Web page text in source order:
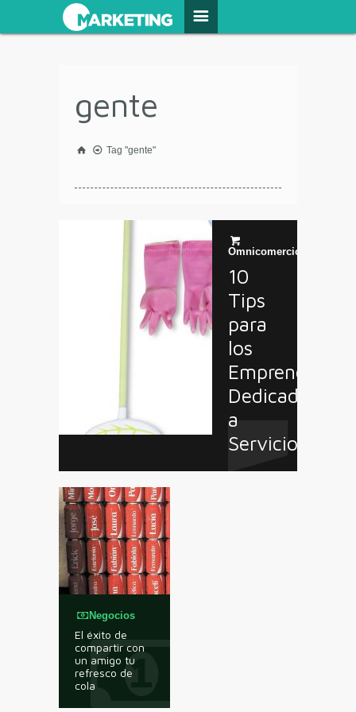
gente
Tag "gente"
Omnicomercio
10
Tips
para
los
Dedicados
a
Servicios
Negocios
El éxito de
compartir con
un amigo tu
refresco de
cola